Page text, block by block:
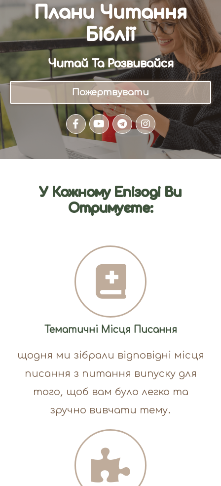
Плани Читання
Біблії
Читай Та Розвивайся
Пожертвувати
У Кожному Епізоді Ви
Отримуєте:
Тематичні Місця Писання
щодня ми зібрали відповідні місця
писання з питання випуску для
того, щоб вам було легко та
зручно вивчати тему.